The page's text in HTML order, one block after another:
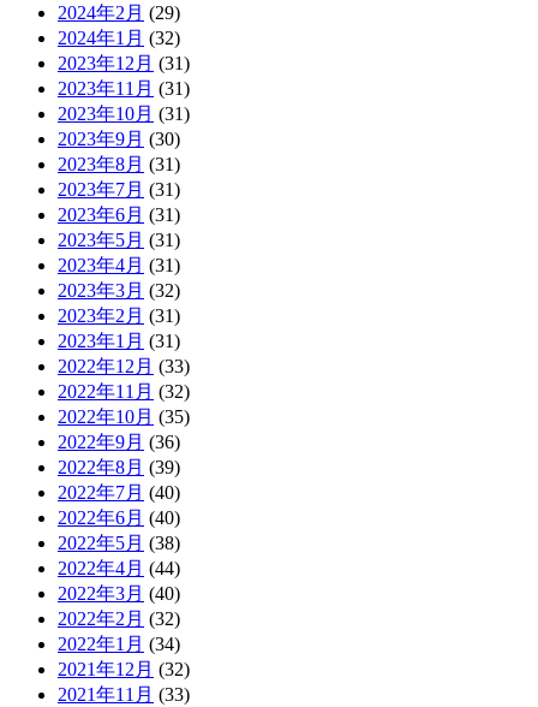
2024年2月 (29)
2024年1月 (32)
2023年12月 (31)
2023年11月 (31)
2023年10月 (31)
2023年9月 (30)
2023年8月 (31)
2023年7月 (31)
2023年6月 (31)
2023年5月 (31)
2023年4月 (31)
2023年3月 (32)
2023年2月 (31)
2023年1月 (31)
2022年12月 (33)
2022年11月 (32)
2022年10月 (35)
2022年9月 (36)
2022年8月 (39)
2022年7月 (40)
2022年6月 (40)
2022年5月 (38)
2022年4月 (44)
2022年3月 (40)
2022年2月 (32)
2022年1月 (34)
2021年12月 (32)
2021年11月 (33)